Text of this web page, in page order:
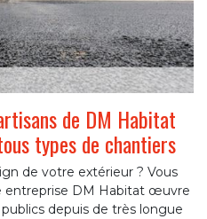
de DM Habitat
types de chantiers
de votre extérieur ? Vous
entreprise DM Habitat œuvre
depuis de très longue